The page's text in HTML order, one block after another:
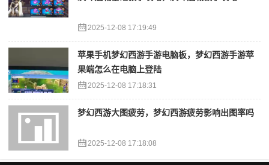
2025-12-08 17:19:49
苹果手机梦幻西游手游电脑板，梦幻西游手游苹
果端怎么在电脑上登陆
2025-12-08 17:18:31
梦幻西游大图疲劳，梦幻西游疲劳影响出图率吗
2025-12-08 17:18:08